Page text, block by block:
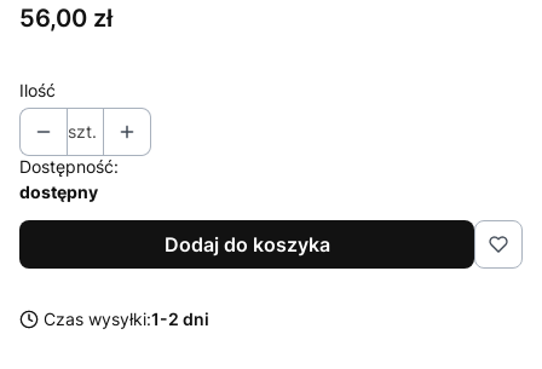
Cena
56,00 zł
Ilość
szt.
Dostępność:
dostępny
Dodaj do koszyka
Czas wysyłki:1-2 dni